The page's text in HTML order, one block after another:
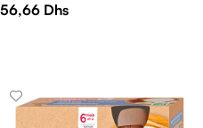
56,66 Dhs